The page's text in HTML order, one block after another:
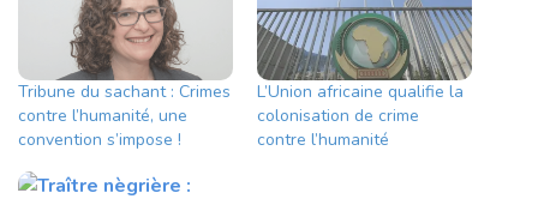
Tribune du sachant : Crimes
contre l’humanité, une
convention s’impose !
L’Union africaine qualifie la
colonisation de crime
contre l’humanité